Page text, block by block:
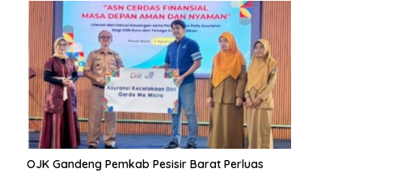
OJK Gandeng Pemkab Pesisir Barat Perluas